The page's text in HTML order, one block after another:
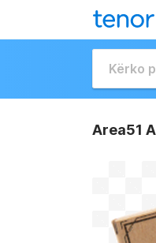
Area51